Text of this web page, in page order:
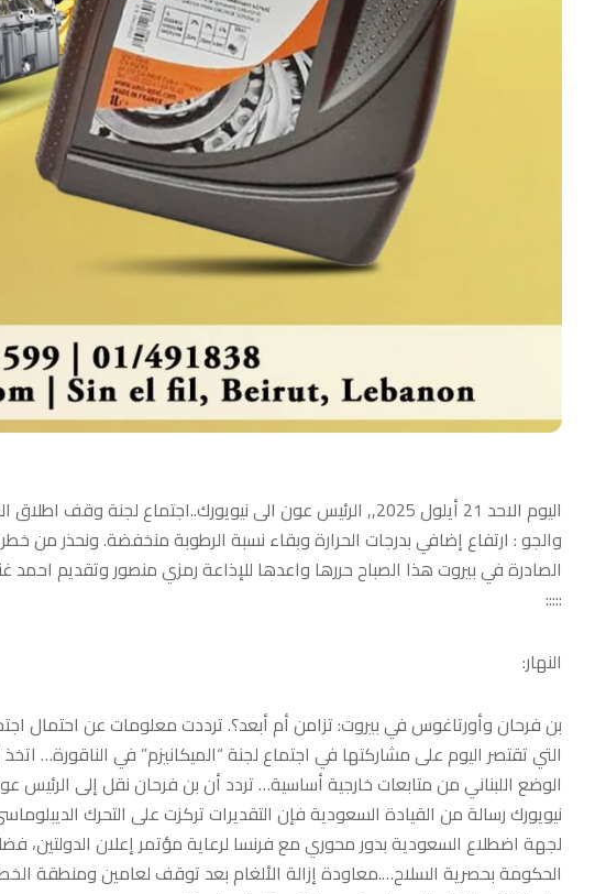
اليوم الاحد 21 أيلول 2025,, الرئيس عون الى نيويورك..اجتماع لجنة وقف اطلاق النار بحضورر اورتاغوس…
والجو : ارتفاع إضافي بدرجات الحرارة وبقاء نسبة الرطوبة منخفضة. ونحذر من
الصادرة في بيروت هذا الصباح حررها واعدها للإذاعة رمزي منصور وتقديم احمد
:::::
النهار:
بن فرحان وأورتاغوس في بيروت: تزامن أم أبعد؟. ترددت معلومات عن احتمال
التي تقتصر اليوم على مشاركتها في اجتماع لجنة “الميكانيزم” في الناقورة…
الوضع اللبناني من متابعات خارجية أساسية… تردد أن بن فرحان نقل إلى الرئيس
نيويورك رسالة من القيادة السعودية فإن التقديرات تركزت على التحرك
لجهة اضطلاع السعودية بدور محوري مع فرنسا لرعاية مؤتمر إعلان الدولتين،
الحكومة بحصرية السلاح….معاودة إزالة الألغام بعد توقف لعامين ومنطقة الخط